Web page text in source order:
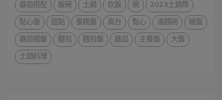
器皿搭配
飯碗 土鍋 炊飯 碗
2023土鍋祭
點心盤
甜點 蛋糕盤 高台 點心 湯麵碗
碗盤
器皿擺盤
麵包 麵包盤 器皿 主餐盤
大盤
土鍋料理